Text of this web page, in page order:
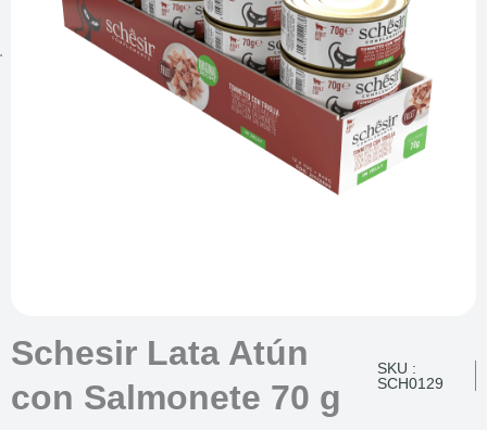
Schesir Lata Atún
con Salmonete 70 g
SKU :
SCH0129